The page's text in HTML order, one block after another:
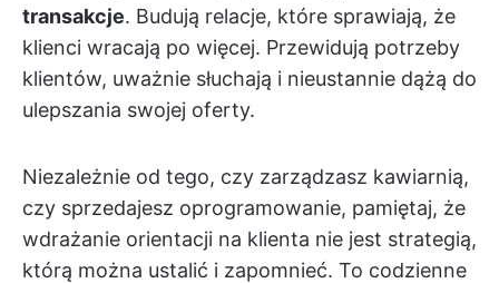
transakcje. Budują relacje, które sprawiają, że
klienci wracają po więcej. Przewidują potrzeby
klientów, uważnie słuchają i nieustannie dążą do
ulepszania swojej oferty.
Niezależnie od tego, czy zarządzasz kawiarnią,
czy sprzedajesz oprogramowanie, pamiętaj, że
wdrażanie orientacji na klienta nie jest strategią,
którą można ustalić i zapomnieć. To codzienne